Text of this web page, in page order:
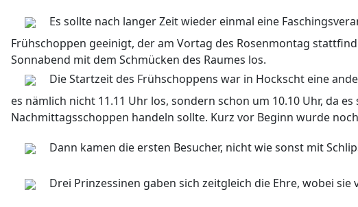
Es sollte nach langer Zeit wieder einmal eine
Frühschoppen geeinigt, der am Vortag des Rosenmontag
Sonnabend mit dem Schmücken des Raumes los.
Die Startzeit des Frühschoppens war in Hockscht eine
es nämlich nicht 11.11 Uhr los, sondern schon um 10.10 Uhr, da
Nachmittagsschoppen handeln sollte. Kurz vor Beginn wurde
Dann kamen die ersten Besucher, nicht wie sonst mit
Drei Prinzessinen gaben sich zeitgleich die Ehre, wobei